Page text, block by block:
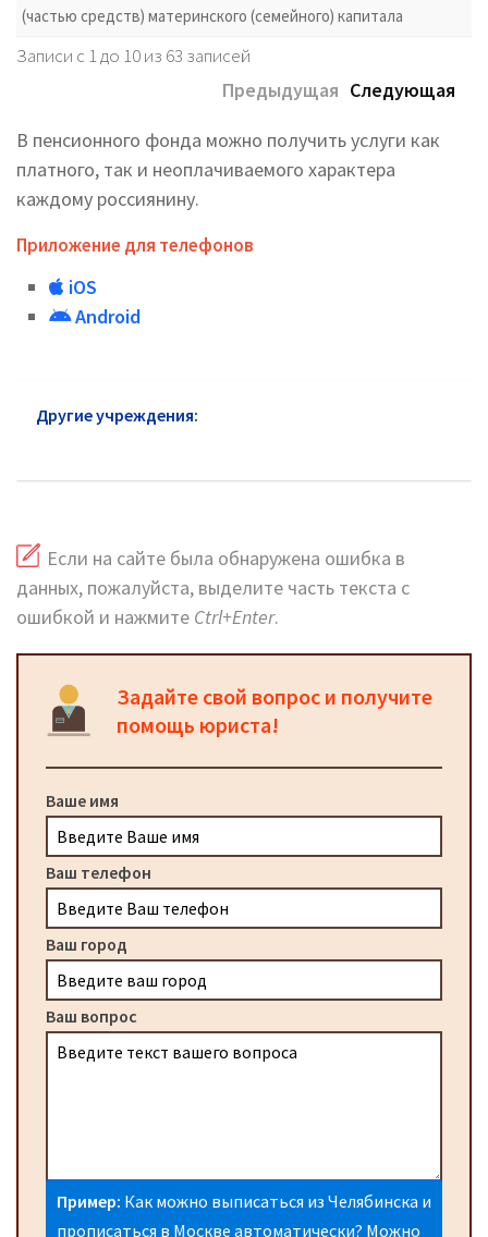
(частью средств) материнского (семейного) капитала
Записи с 1 до 10 из 63 записей
Предыдущая Следующая
В пенсионного фонда можно получить услуги как
платного, так и неоплачиваемого характера
каждому россиянину.
Приложение для телефонов
iOS
Android
Другие учреждения:
Если на сайте была обнаружена ошибка в
данных, пожалуйста, выделите часть текста с
ошибкой и нажмите Ctrl+Enter.
Задайте свой вопрос и получите
помощь юриста!
Ваше имя
Ваш телефон
Ваш город
Ваш вопрос
Пример: Как можно выписаться из Челябинска и
прописаться в Москве автоматически? Можно